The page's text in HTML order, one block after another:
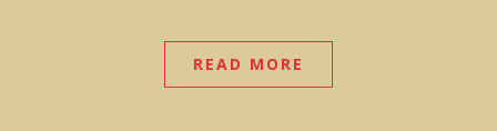
READ MORE